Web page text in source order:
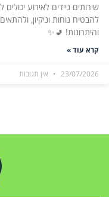
שירותים ניידים לאירוע
להבטיח נוחות וניקיון,
והיתרונות! 🚽✨
קרא עוד »
23/07/2026 אין תגובות